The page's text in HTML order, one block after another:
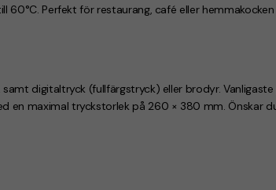
Perfekt för restaurang, café eller
digitaltryck (fullfärgstryck) eller brodyr.
en maximal tryckstorlek på 260 × 380 mm. Önskar